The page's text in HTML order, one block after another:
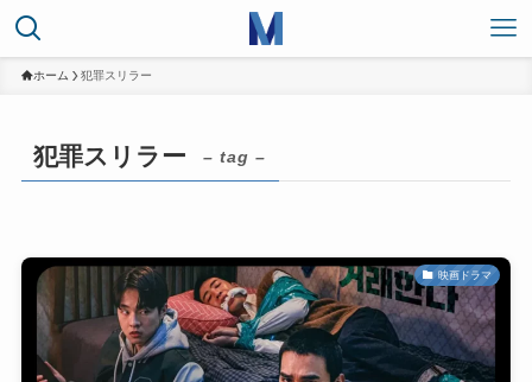
ホーム 犯罪スリラー
犯罪スリラー – tag –
映画ドラマ